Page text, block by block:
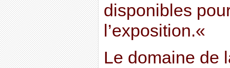
disponibles
l’exposition.«
Le domaine de